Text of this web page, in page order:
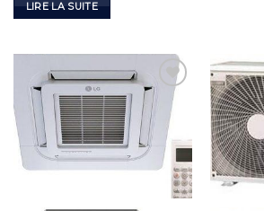
LIRE LA SUITE
Add to
Wishlist